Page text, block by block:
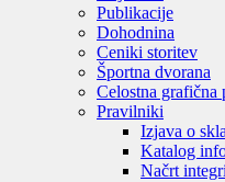
Publikacije
Dohodnina
Ceniki storitev
Športna dvorana
Celostna grafična
Pravilniki
Izjava o
Katalog
Načrt